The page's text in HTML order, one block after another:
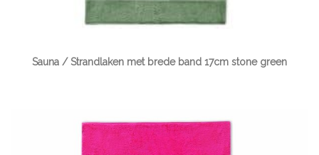
Sauna / Strandlaken met brede band 17cm stone green